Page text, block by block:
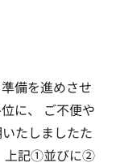
備を進めさせ
に、 ご不便や
たしましたた
上記①並びに②